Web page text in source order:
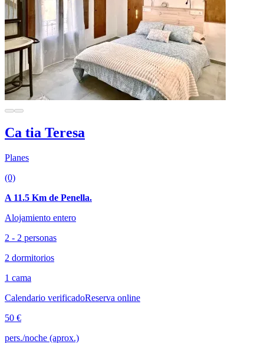
Ca tia Teresa
Planes
(0)
A 11.5 Km de Penella.
Alojamiento entero
2 - 2 personas
2 dormitorios
1 cama
Calendario verificadoReserva online
50 €
pers./noche (aprox.)